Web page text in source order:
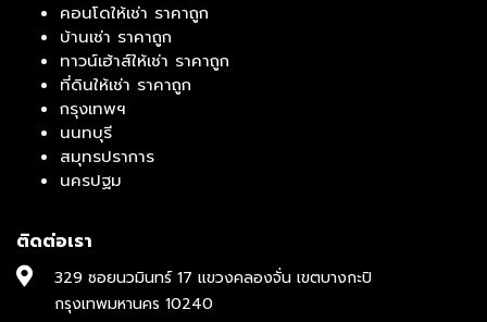
คอนโดให้เช่า ราคาถูก
บ้านเช่า ราคาถูก
ทาวน์เฮ้าส์ให้เช่า ราคาถูก
ที่ดินให้เช่า ราคาถูก
กรุงเทพฯ
นนทบุรี
สมุทรปราการ
นครปฐม
ติดต่อเรา
329 ซอยนวมินทร์ 17 แขวงคลองจั่น เขตบางกะปิ
กรุงเทพมหานคร 10240